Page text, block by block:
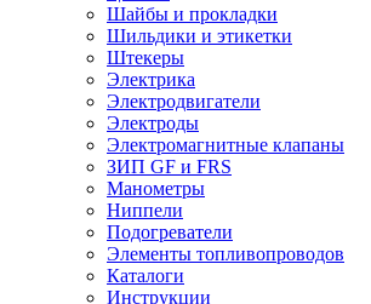
Шайбы и прокладки
Шильдики и этикетки
Штекеры
Электрика
Электродвигатели
Электроды
Электромагнитные клапаны
ЗИП GF и FRS
Манометры
Ниппели
Подогреватели
Элементы топливопроводов
Каталоги
Инструкции